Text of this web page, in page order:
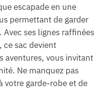
escapade en une
permettant de garder
ses lignes raffinées
ce sac devient
aventures, vous invitant
Ne manquez pas
votre garde-robe et de